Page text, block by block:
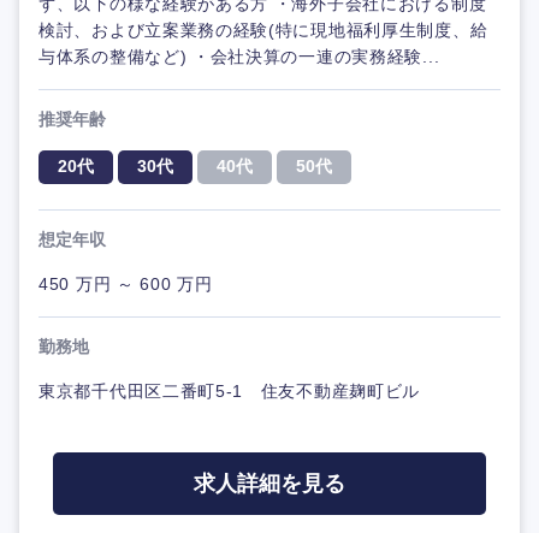
検討、および立案業務の経験(特に現地福利厚生制度、給
与体系の整備など) ・会社決算の一連の実務経験...
推奨年齢
20代 30代 40代 50代
想定年収
450 万円 ～ 600 万円
勤務地
東京都千代田区二番町5-1 住友不動産麹町ビル
求人詳細を見る